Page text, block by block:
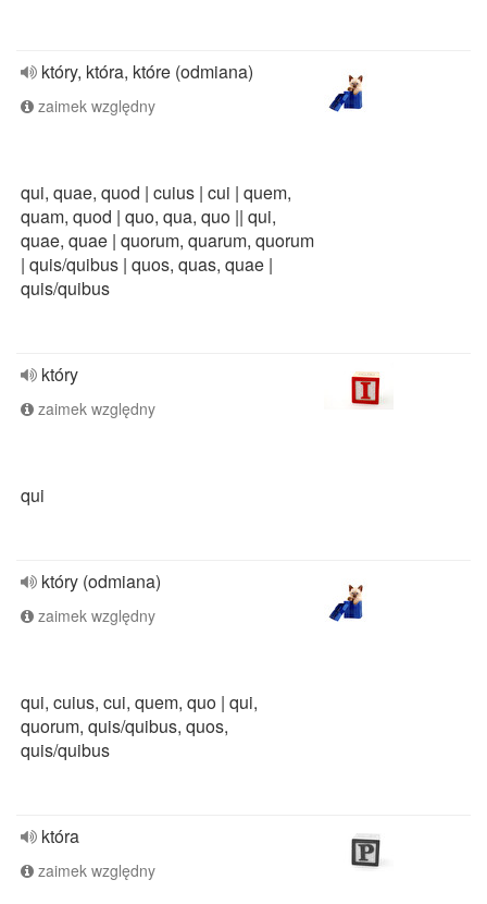
który, która, które (odmiana)
zaimek względny
qui, quae, quod | cuius | cui | quem,
quam, quod | quo, qua, quo || qui,
quae, quae | quorum, quarum, quorum
| quis/quibus | quos, quas, quae |
quis/quibus
który
zaimek względny
qui
który (odmiana)
zaimek względny
qui, cuius, cui, quem, quo | qui,
quorum, quis/quibus, quos,
quis/quibus
która
zaimek względny